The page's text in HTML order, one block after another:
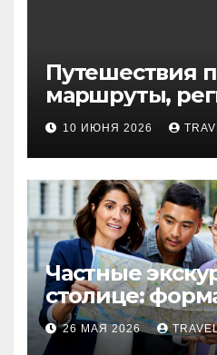
Путешествия
маршруты,
особенности
10 ИЮНЯ 2026
Частные
столице:
маршруты и
организации
26 МАЯ 2026